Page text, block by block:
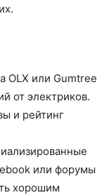
OLX или Gumtree
от электриков.
и рейтинг
или форумы
хорошим